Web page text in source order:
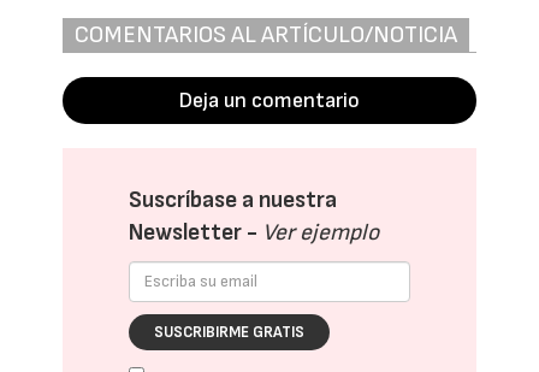
COMENTARIOS AL ARTÍCULO/NOTICIA
Deja un comentario
Suscríbase a nuestra
Newsletter - Ver ejemplo
SUSCRIBIRME GRATIS